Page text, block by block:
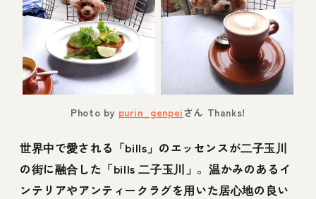
二子玉川周辺にはドッグランもたくさんあ
る！
ドッグカフェに行くなら基本マナーと役立つ
トレーニングも覚えよう！
Photo by purin_genpeiさん Thanks!
世界中で愛される「bills」のエッセンスが二子玉川
の街に融合した「bills 二子玉川」。温かみのあるイ
ンテリアやアンティークラグを用いた居心地の良い